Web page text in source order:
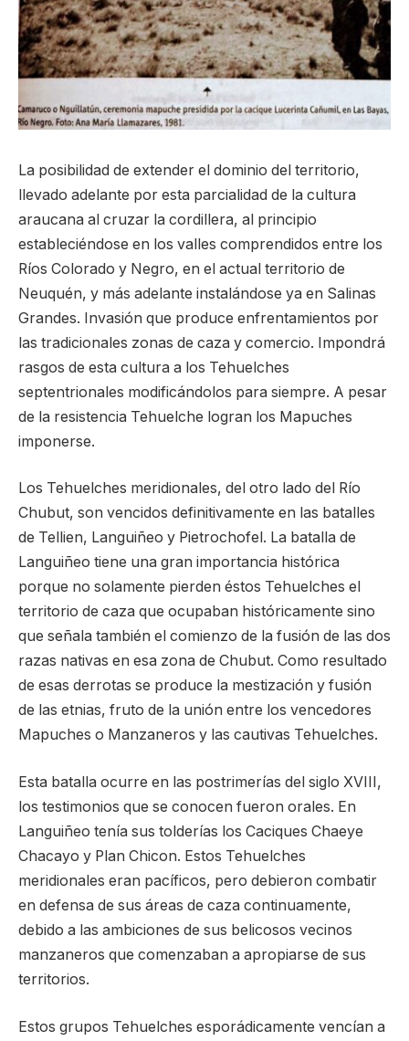
La posibilidad de extender el dominio del territorio,
llevado adelante por esta parcialidad de la cultura
araucana al cruzar la cordillera, al principio
estableciéndose en los valles comprendidos entre los
Ríos Colorado y Negro, en el actual territorio de
Neuquén, y más adelante instalándose ya en Salinas
Grandes. Invasión que produce enfrentamientos por
las tradicionales zonas de caza y comercio. Impondrá
rasgos de esta cultura a los Tehuelches
septentrionales modificándolos para siempre. A pesar
de la resistencia Tehuelche logran los Mapuches
imponerse.
Los Tehuelches meridionales, del otro lado del Río
Chubut, son vencidos definitivamente en las batalles
de Tellien, Languiñeo y Pietrochofel. La batalla de
Languiñeo tiene una gran importancia histórica
porque no solamente pierden éstos Tehuelches el
territorio de caza que ocupaban históricamente sino
que señala también el comienzo de la fusión de las dos
razas nativas en esa zona de Chubut. Como resultado
de esas derrotas se produce la mestización y fusión
de las etnias, fruto de la unión entre los vencedores
Mapuches o Manzaneros y las cautivas Tehuelches.
Esta batalla ocurre en las postrimerías del siglo XVIII,
los testimonios que se conocen fueron orales. En
Languiñeo tenía sus tolderías los Caciques Chaeye
Chacayo y Plan Chicon. Estos Tehuelches
meridionales eran pacíficos, pero debieron combatir
en defensa de sus áreas de caza continuamente,
debido a las ambiciones de sus belicosos vecinos
manzaneros que comenzaban a apropiarse de sus
territorios.
Estos grupos Tehuelches esporádicamente vencían a